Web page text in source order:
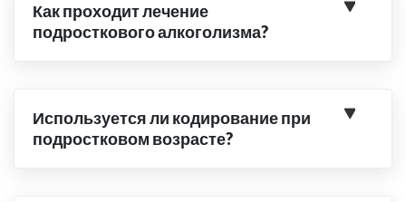
Как проходит лечение
подросткового алкоголизма?
Используется ли кодирование при
подростковом возрасте?